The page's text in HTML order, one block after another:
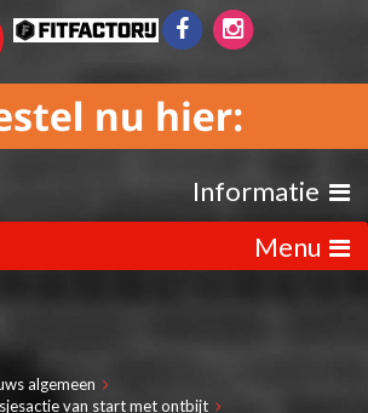
Informatie
Menu
algemeen
van start met ontbijt